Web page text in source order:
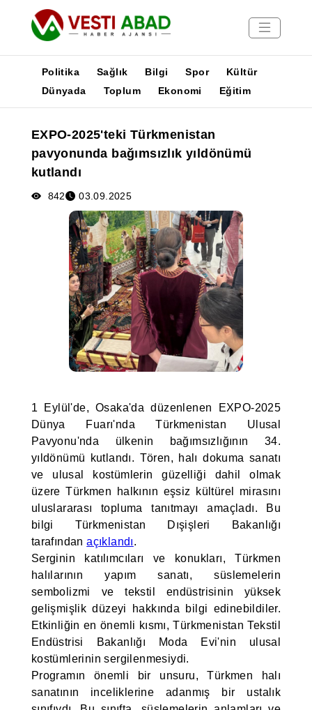
Yayınlar
Medya
Poster
Politika Sağlık Bilgi Spor
Kültür
Dünyada
Toplum Ekonomi Eğitim
EXPO-2025'teki Türkmenistan
pavyonunda bağımsızlık yıldönümü
kutlandı
842 03.09.2025
1 Eylül'de, Osaka'da düzenlenen EXPO-2025
Dünya Fuarı'nda Türkmenistan Ulusal
Pavyonu'nda ülkenin bağımsızlığının 34.
yıldönümü kutlandı. Tören, halı dokuma sanatı
ve ulusal kostümlerin güzelliği dahil olmak
üzere Türkmen halkının eşsiz kültürel mirasını
uluslararası topluma tanıtmayı amaçladı. Bu
bilgi Türkmenistan Dışişleri Bakanlığı
tarafındanaçıklandı.
Serginin katılımcıları ve konukları, Türkmen
halılarının yapım sanatı, süslemelerin
sembolizmi ve tekstil endüstrisinin yüksek
gelişmişlik düzeyi hakkında bilgi edinebildiler.
Etkinliğin en önemli kısmı, Türkmenistan Tekstil
Endüstrisi Bakanlığı Moda Evi'nin ulusal
kostümlerinin sergilenmesiydi.
Programın önemli bir unsuru, Türkmen halı
sanatının inceliklerine adanmış bir ustalık